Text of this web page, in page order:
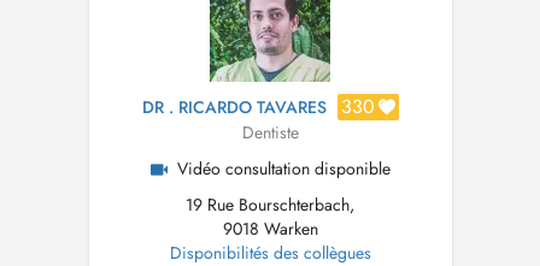
DR . RICARDO TAVARES 330
Dentiste
Vidéo consultation disponible
19 Rue Bourschterbach,
9018 Warken
Disponibilités des collègues